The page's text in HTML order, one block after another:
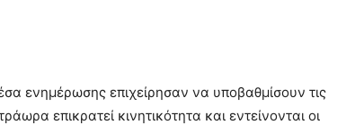
ενημέρωσης επιχείρησαν να υποβαθμίσουν τις
επικρατεί κινητικότητα και εντείνονται οι